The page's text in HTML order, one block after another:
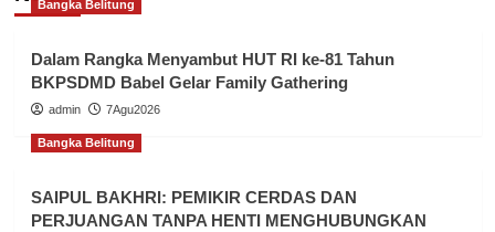
Bangka Belitung
Dalam Rangka Menyambut HUT RI ke-81 Tahun
BKPSDMD Babel Gelar Family Gathering
admin 7Agu2026
Bangka Belitung
SAIPUL BAKHRI: PEMIKIR CERDAS DAN
PERJUANGAN TANPA HENTI MENGHUBUNGKAN